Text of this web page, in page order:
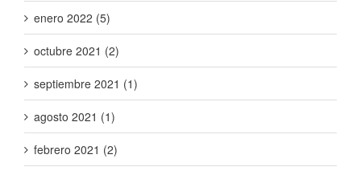
enero 2022 (5)
octubre 2021 (2)
septiembre 2021 (1)
agosto 2021 (1)
febrero 2021 (2)